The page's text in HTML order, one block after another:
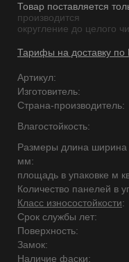
Товар поставляется
производится
округление до целого
Тарифы на доставку по
Артикул:
Изготовитель:
Страна-производитель:
Влагостойкость:
Размеры длина
мм:
площадь в упаковке м
Количество панелей в
Класс износостойкости:
Срок службы лет:
Поверхность:
Замок:
Наличие фаски: